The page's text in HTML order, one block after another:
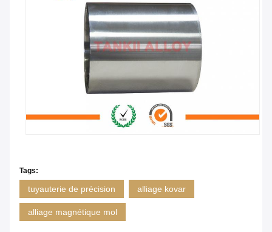
Tags:
tuyauterie de précision alliage kovar
alliage magnétique mol